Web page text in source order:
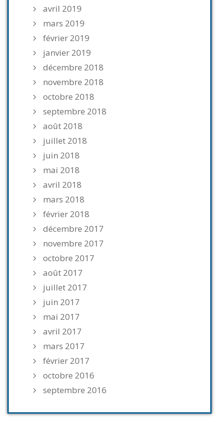
avril 2019
mars 2019
février 2019
janvier 2019
décembre 2018
novembre 2018
octobre 2018
septembre 2018
août 2018
juillet 2018
juin 2018
mai 2018
avril 2018
mars 2018
février 2018
décembre 2017
novembre 2017
octobre 2017
août 2017
juillet 2017
juin 2017
mai 2017
avril 2017
mars 2017
février 2017
octobre 2016
septembre 2016